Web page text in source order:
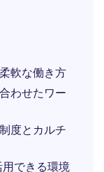
軟な働き方
わせたワー
度とカルチ
できる環境